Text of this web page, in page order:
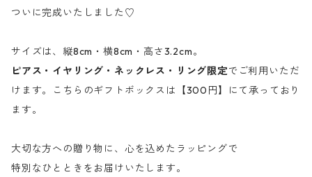
ついに完成いたしました♡
サイズは、縦8cm・横8cm・高さ3.2cm。
ピアス・イヤリング・ネックレス・リング限定でご利用いただ
けます。こちらのギフトボックスは【300円】にて承っており
ます。
大切な方への贈り物に、心を込めたラッピングで
特別なひとときをお届けいたします。